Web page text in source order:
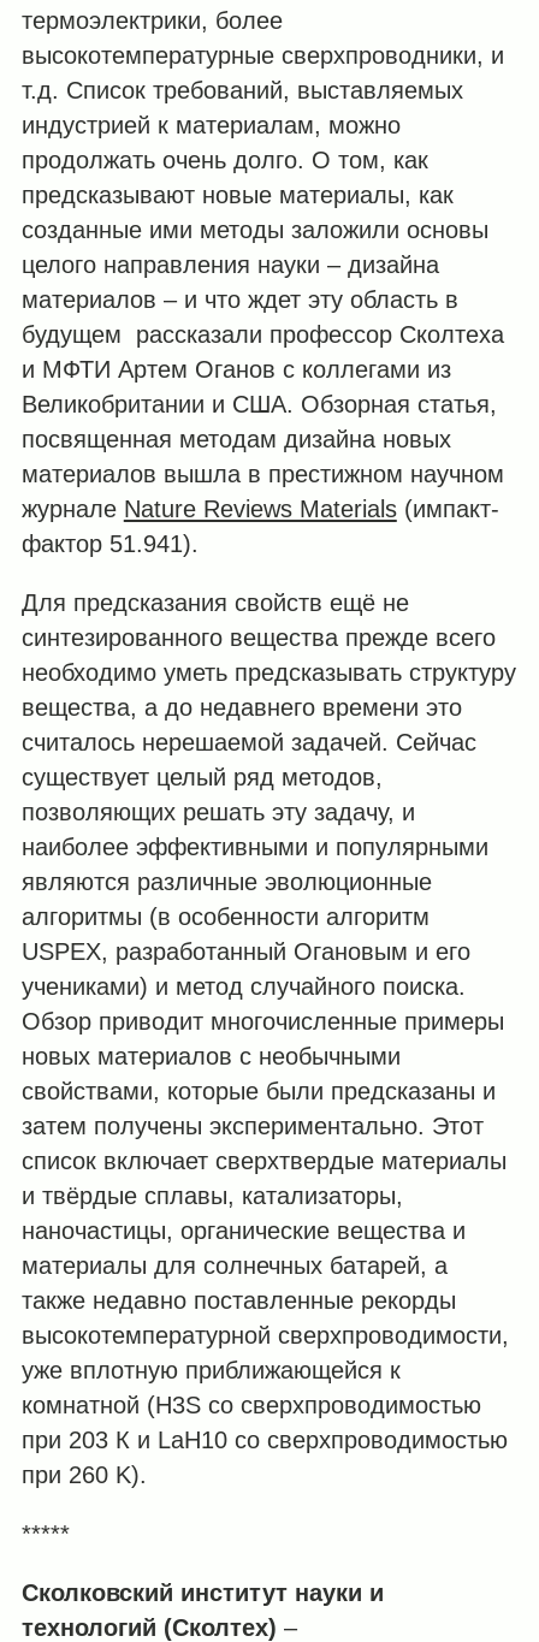
термоэлектрики, более
высокотемпературные сверхпроводники, и
т.д. Список требований, выставляемых
индустрией к материалам, можно
продолжать очень долго. О том, как
предсказывают новые материалы, как
созданные ими методы заложили основы
целого направления науки – дизайна
материалов – и что ждет эту область в
будущем рассказали профессор Сколтеха
и МФТИ Артем Оганов с коллегами из
Великобритании и США. Обзорная статья,
посвященная методам дизайна новых
материалов вышла в престижном научном
журнале Nature Reviews Materials(импакт-
фактор 51.941).
Для предсказания свойств ещё не
синтезированного вещества прежде всего
необходимо уметь предсказывать структуру
вещества, а до недавнего времени это
считалось нерешаемой задачей. Сейчас
существует целый ряд методов,
позволяющих решать эту задачу, и
наиболее эффективными и популярными
являются различные эволюционные
алгоритмы (в особенности алгоритм
USPEX, разработанный Огановым и его
учениками) и метод случайного поиска.
Обзор приводит многочисленные примеры
новых материалов с необычными
свойствами, которые были предсказаны и
затем получены экспериментально. Этот
список включает сверхтвердые материалы
и твёрдые сплавы, катализаторы,
наночастицы, органические вещества и
материалы для солнечных батарей, а
также недавно поставленные рекорды
высокотемпературной сверхпроводимости,
уже вплотную приближающейся к
комнатной (H3S со сверхпроводимостью
при 203 К и LaH10 со сверхпроводимостью
при 260 K).
*****
Сколковский институт науки и
технологий (Сколтех) –